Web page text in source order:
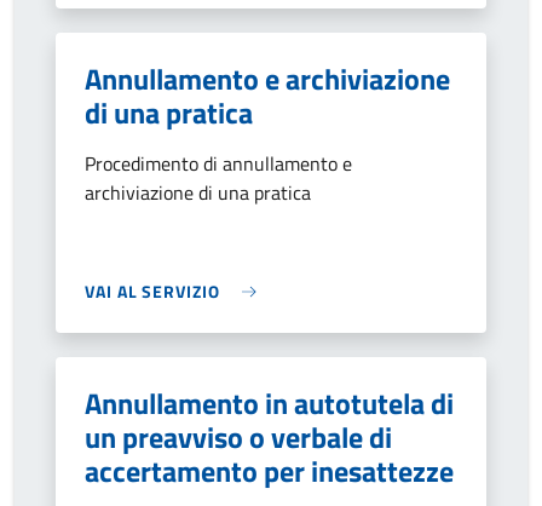
Annullamento e archiviazione
di una pratica
Procedimento di annullamento e
archiviazione di una pratica
VAI AL SERVIZIO
Annullamento in autotutela di
un preavviso o verbale di
accertamento per inesattezze